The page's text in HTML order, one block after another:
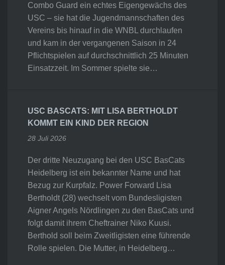
Combo Guard ein echtes Eigengewächs des
USC – sie hat die Jugendmannschaften des
Vereins bis hinauf in die WNBL durchlaufen
und kam in der vergangenen Saison in 24
Pflichtspielen auf durchschnittlich 25 Minuten
Einsatzzeit. Im Sommer spielte sie…
USC BASCATS: MIT LISA BERTHOLDT
KOMMT EIN KIND DER REGION
28 Juli 2026
Der dritte Neuzugang bei den USC BasCats
Heidelberg ist ein bekannter Name und hat
Bezug zur Kurpfalz. Power Forward Lisa
Bertholdt (28) wechselt vom Bundesligisten
Aigner Angels Nördlingen zu den BasCats und
folgt damit ihrem Cheftrainer Niko Kuusi.
Berthold soll beim Zweitligisten eine führende
Rolle spielen. Die Mutter, in Heidelberg…